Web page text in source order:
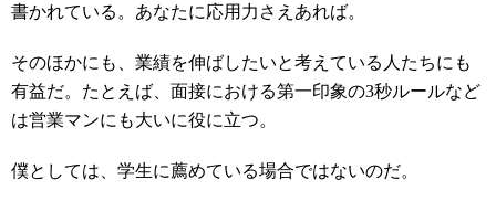
書かれている。あなたに応用力さえあれば。
そのほかにも、業績を伸ばしたいと考えている人たちにも
有益だ。たとえば、面接における第一印象の3秒ルールなど
は営業マンにも大いに役に立つ。
僕としては、学生に薦めている場合ではないのだ。